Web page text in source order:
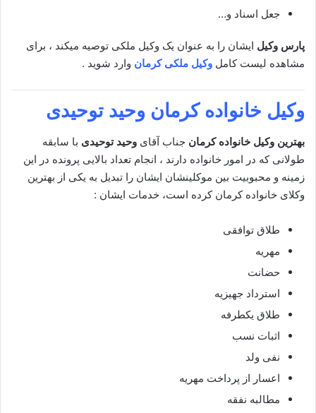
جعل اسناد و…
پارس وکیل ایشان را به عنوان یک وکیل ملکی توصیه میکند ، برای
مشاهده لیست کامل وکیل ملکی کرمان وارد شوید .
وکیل خانواده کرمان وحید توحیدی
بهترین وکیل خانواده کرمان جناب آقای وحید توحیدی با سابقه
طولانی که در امور خانواده دارند ، انجام تعداد بالایی پرونده در این
زمینه و محبوبیت بین موکلینشان ایشان را تبدیل به یکی از بهترین
وکلای خانواده کرمان کرده است، خدمات ایشان :
طلاق توافقی
مهریه
حضانت
استرداد جهیزیه
طلاق یکطرفه
اثبات نسب
نفی ولد
اعسار از پرداخت مهریه
مطالبه نفقه